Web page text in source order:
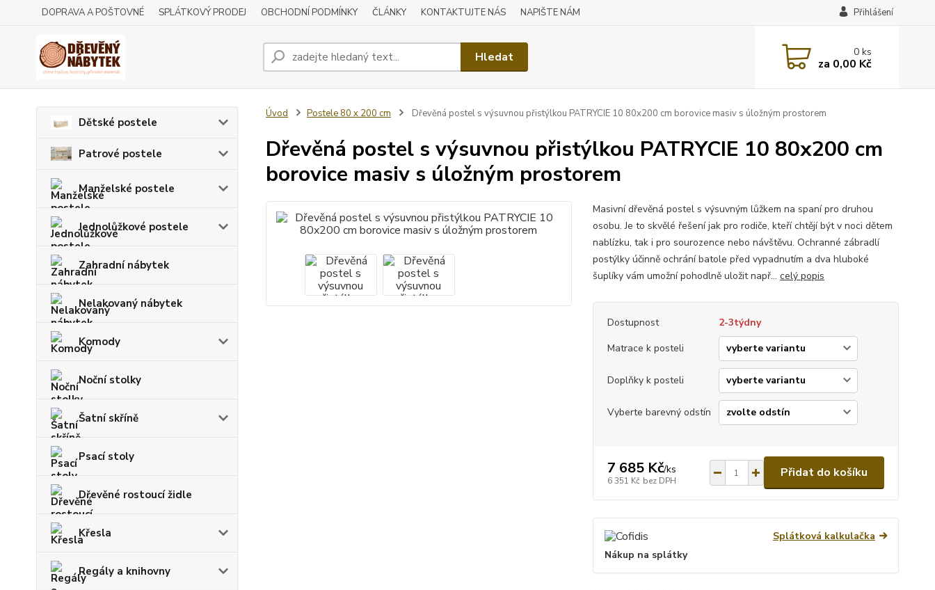
DOPRAVA A POŠTOVNÉ SPLÁTKOVÝ PRODEJ OBCHODNÍ PODMÍNKY ČLÁNKY KONTAKTUJTE NÁS NAPIŠTE NÁM Přihlášení
Hledat 0ks
za 0,00 Kč
Dětské postele
Patrové postele
Manželské postele
Jednolůžkové postele
Zahradní nábytek
Nelakovaný nábytek
Komody
Noční stolky
Šatní skříně
Psací stoly
Dřevěné rostoucí židle
Křesla
Regály a knihovny
Úvod Postele 80 x 200 cm Dřevěná postel s výsuvnou přistýlkou PATRYCIE 10 80x200 cm borovice masiv s úložným prostorem
Dřevěná postel s výsuvnou přistýlkou PATRYCIE 10 80x200 cm
borovice masiv s úložným prostorem
Masivní dřevěná postel s výsuvným lůžkem na spaní pro druhou
osobu. Je to skvělé řešení jak pro rodiče, kteří chtějí být v noci dětem
nablízku, tak i pro sourozence nebo návštěvu. Ochranné zábradlí
postýlky účinně ochrání batole před vypadnutím a dva hluboké
šuplíky vám umožní pohodlně uložit např... celý popis
Dostupnost
2-3týdny
Matrace k posteli
Doplňky k posteli
Vyberte barevný odstín
7 685 Kč/ks
6 351 Kč bez DPH
Přidat do košíku
Splátková kalkulačka
Nákup na splátky